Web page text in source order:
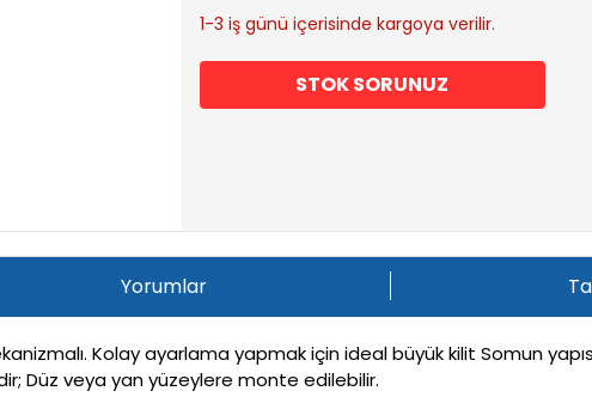
1-3 iş günü içerisinde kargoya verilir.
STOK SORUNUZ
Yorumlar
Kolay ayarlama yapmak için ideal büyük kilit Somun
Düz veya yan yüzeylere monte edilebilir.